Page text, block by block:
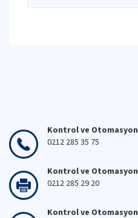
Kontrol ve
0212 285 35 75
Kontrol ve
0212 285 29 20
Kontrol ve